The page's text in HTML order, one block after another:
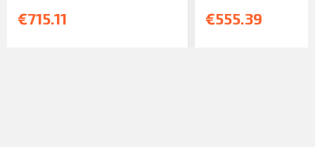
€715.11 €555.39